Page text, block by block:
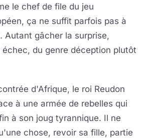
le chef de file du jeu
ça ne suffit parfois pas à
Autant gâcher la surprise,
échec, du genre déception plutôt
d'Afrique, le roi Reudon
à une armée de rebelles qui
à son joug tyrannique. Il ne
chose, revoir sa fille, partie